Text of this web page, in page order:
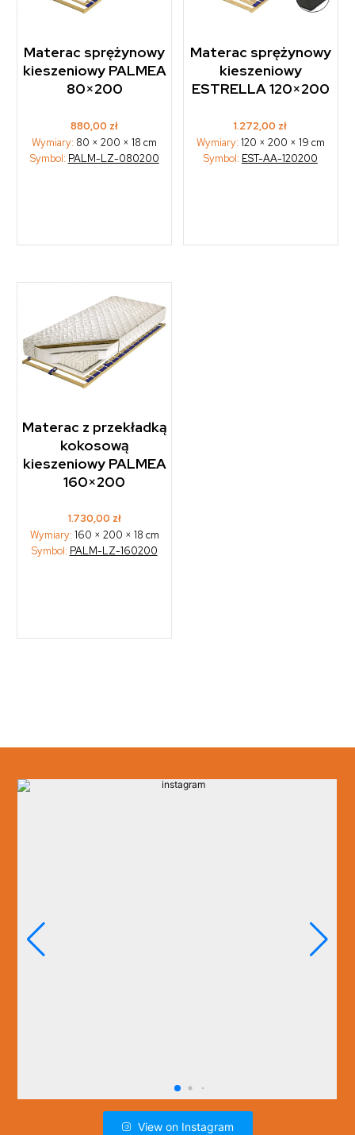
Materac sprężynowy
kieszeniowy PALMEA
80×200
880,00 zł
Wymiary: 80 × 200 × 18 cm
Symbol: PALM-LZ-080200
Materac sprężynowy
kieszeniowy
ESTRELLA 120×200
1.272,00 zł
Wymiary: 120 × 200 × 19 cm
Symbol: EST-AA-120200
Materac z przekładką
kokosową
kieszeniowy PALMEA
160×200
1.730,00 zł
Wymiary: 160 × 200 × 18 cm
Symbol: PALM-LZ-160200
View on Instagram